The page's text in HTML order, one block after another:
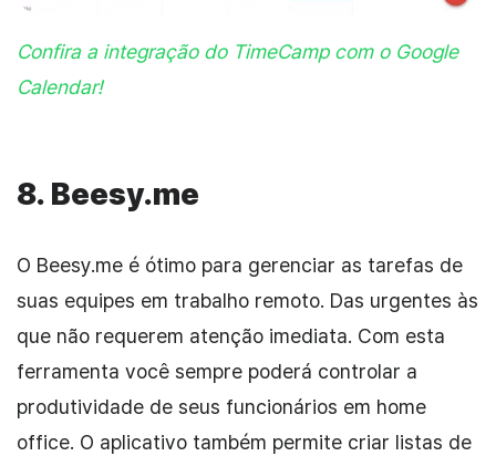
Confira a integração do TimeCamp com o Google
Calendar!
8. Beesy.me
O Beesy.me é ótimo para gerenciar as tarefas de
suas equipes em trabalho remoto. Das urgentes às
que não requerem atenção imediata. Com esta
ferramenta você sempre poderá controlar a
produtividade de seus funcionários em home
office. O aplicativo também permite criar listas de